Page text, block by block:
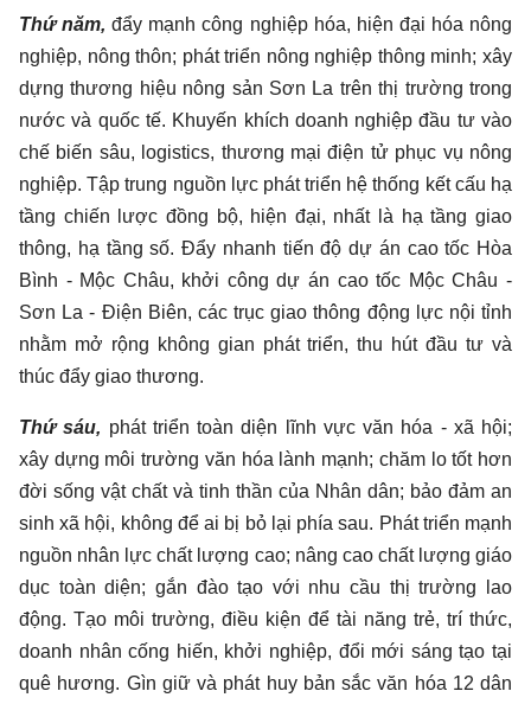
Thứ năm, đẩy mạnh công nghiệp hóa, hiện đại hóa nông
nghiệp, nông thôn; phát triển nông nghiệp thông minh; xây
dựng thương hiệu nông sản Sơn La trên thị trường trong
nước và quốc tế. Khuyến khích doanh nghiệp đầu tư vào
chế biến sâu, logistics, thương mại điện tử phục vụ nông
nghiệp. Tập trung nguồn lực phát triển hệ thống kết cấu hạ
tầng chiến lược đồng bộ, hiện đại, nhất là hạ tầng giao
thông, hạ tầng số. Đẩy nhanh tiến độ dự án cao tốc Hòa
Bình - Mộc Châu, khởi công dự án cao tốc Mộc Châu -
Sơn La - Điện Biên, các trục giao thông động lực nội tỉnh
nhằm mở rộng không gian phát triển, thu hút đầu tư và
thúc đẩy giao thương.
Thứ sáu, phát triển toàn diện lĩnh vực văn hóa - xã hội;
xây dựng môi trường văn hóa lành mạnh; chăm lo tốt hơn
đời sống vật chất và tinh thần của Nhân dân; bảo đảm an
sinh xã hội, không để ai bị bỏ lại phía sau. Phát triển mạnh
nguồn nhân lực chất lượng cao; nâng cao chất lượng giáo
dục toàn diện; gắn đào tạo với nhu cầu thị trường lao
động. Tạo môi trường, điều kiện để tài năng trẻ, trí thức,
doanh nhân cống hiến, khởi nghiệp, đổi mới sáng tạo tại
quê hương. Gìn giữ và phát huy bản sắc văn hóa 12 dân